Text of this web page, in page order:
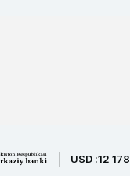
USD :12